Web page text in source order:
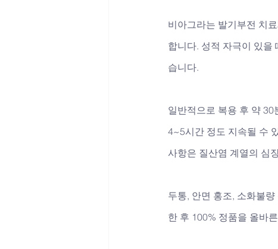
비아그라는 발기부전 치
합니다. 성적 자극이 있을
습니다.
일반적으로 복용 후 약
4~5시간 정도 지속될 수
사항은 질산염 계열의 심
두통, 안면 홍조, 소화불
한 후 100% 정품을 올바